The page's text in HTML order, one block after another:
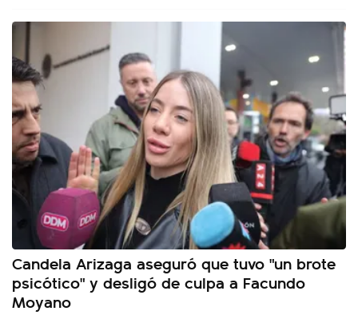
Candela Arizaga aseguró que tuvo "un brote
psicótico" y desligó de culpa a Facundo
Moyano